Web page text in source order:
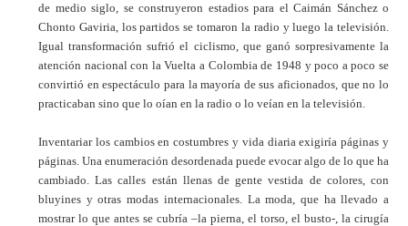
de medio siglo, se construyeron estadios para el Caimán Sánchez o
Chonto Gaviria, los partidos se tomaron la radio y luego la televisión.
Igual transformación sufrió el ciclismo, que ganó sorpresivamente la
atención nacional con la Vuelta a Colombia de 1948 y poco a poco se
convirtió en espectáculo para la mayoría de sus aficionados, que no lo
practicaban sino que lo oían en la radio o lo veían en la televisión.
Inventariar los cambios en costumbres y vida diaria exigiría páginas y
páginas. Una enumeración desordenada puede evocar algo de lo que ha
cambiado. Las calles están llenas de gente vestida de colores, con
bluyines y otras modas internacionales. La moda, que ha llevado a
mostrar lo que antes se cubría –la pierna, el torso, el busto-, la cirugía